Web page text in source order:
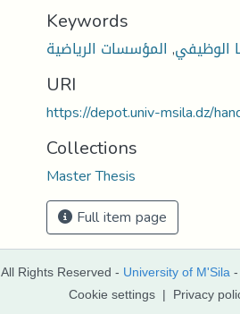
Keywords
الوظيفي, المؤسسات الرياضية
URI
https://depot.univ-msila.dz/
Collections
Master Thesis
Full item page
All Rights Reserved - University of M'Sila
Cookie settings | Privacy